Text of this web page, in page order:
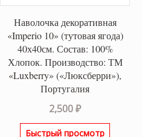
Наволочка декоративная
«Imperio 10» (тутовая ягода)
40х40см. Состав: 100%
Хлопок. Производство: ТМ
«Luxberry» («Люксберри»),
Португалия
2,500₽
Быстрый просмотр